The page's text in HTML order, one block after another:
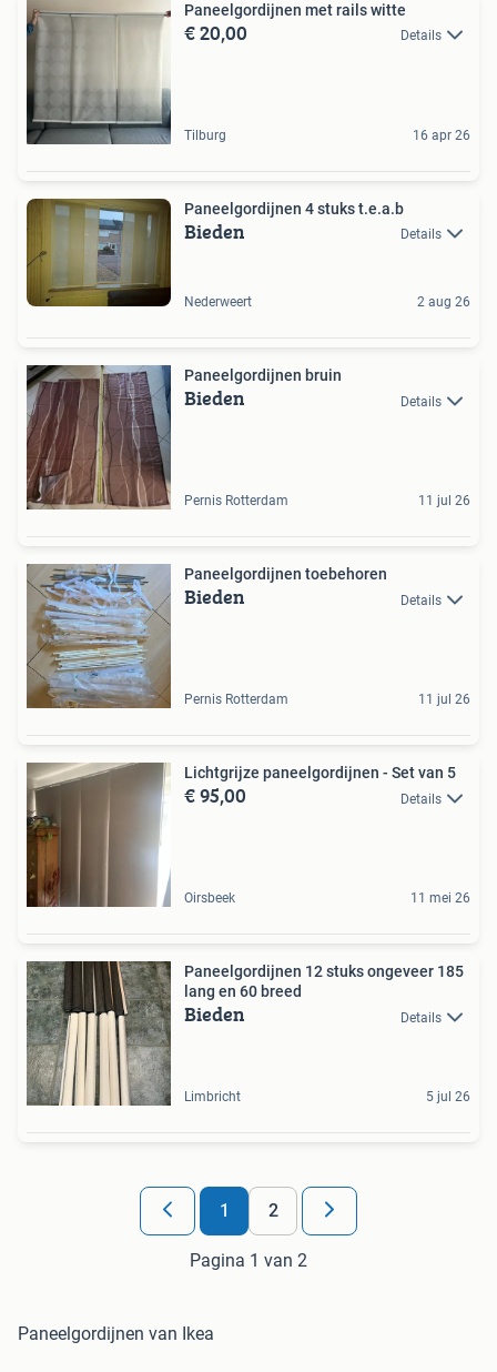
Paneelgordijnen met rails witte
€ 20,00 Details
Tilburg 16 apr 26
Paneelgordijnen 4 stuks t.e.a.b
Bieden Details
Nederweert 2 aug 26
Paneelgordijnen bruin
Bieden Details
Pernis Rotterdam 11 jul 26
Paneelgordijnen toebehoren
Bieden Details
Pernis Rotterdam 11 jul 26
Lichtgrijze paneelgordijnen - Set van 5
€ 95,00 Details
Oirsbeek 11 mei 26
Paneelgordijnen 12 stuks ongeveer 185
lang en 60 breed
Bieden Details
Limbricht 5 jul 26
1 2
Pagina 1 van 2
Paneelgordijnen van Ikea